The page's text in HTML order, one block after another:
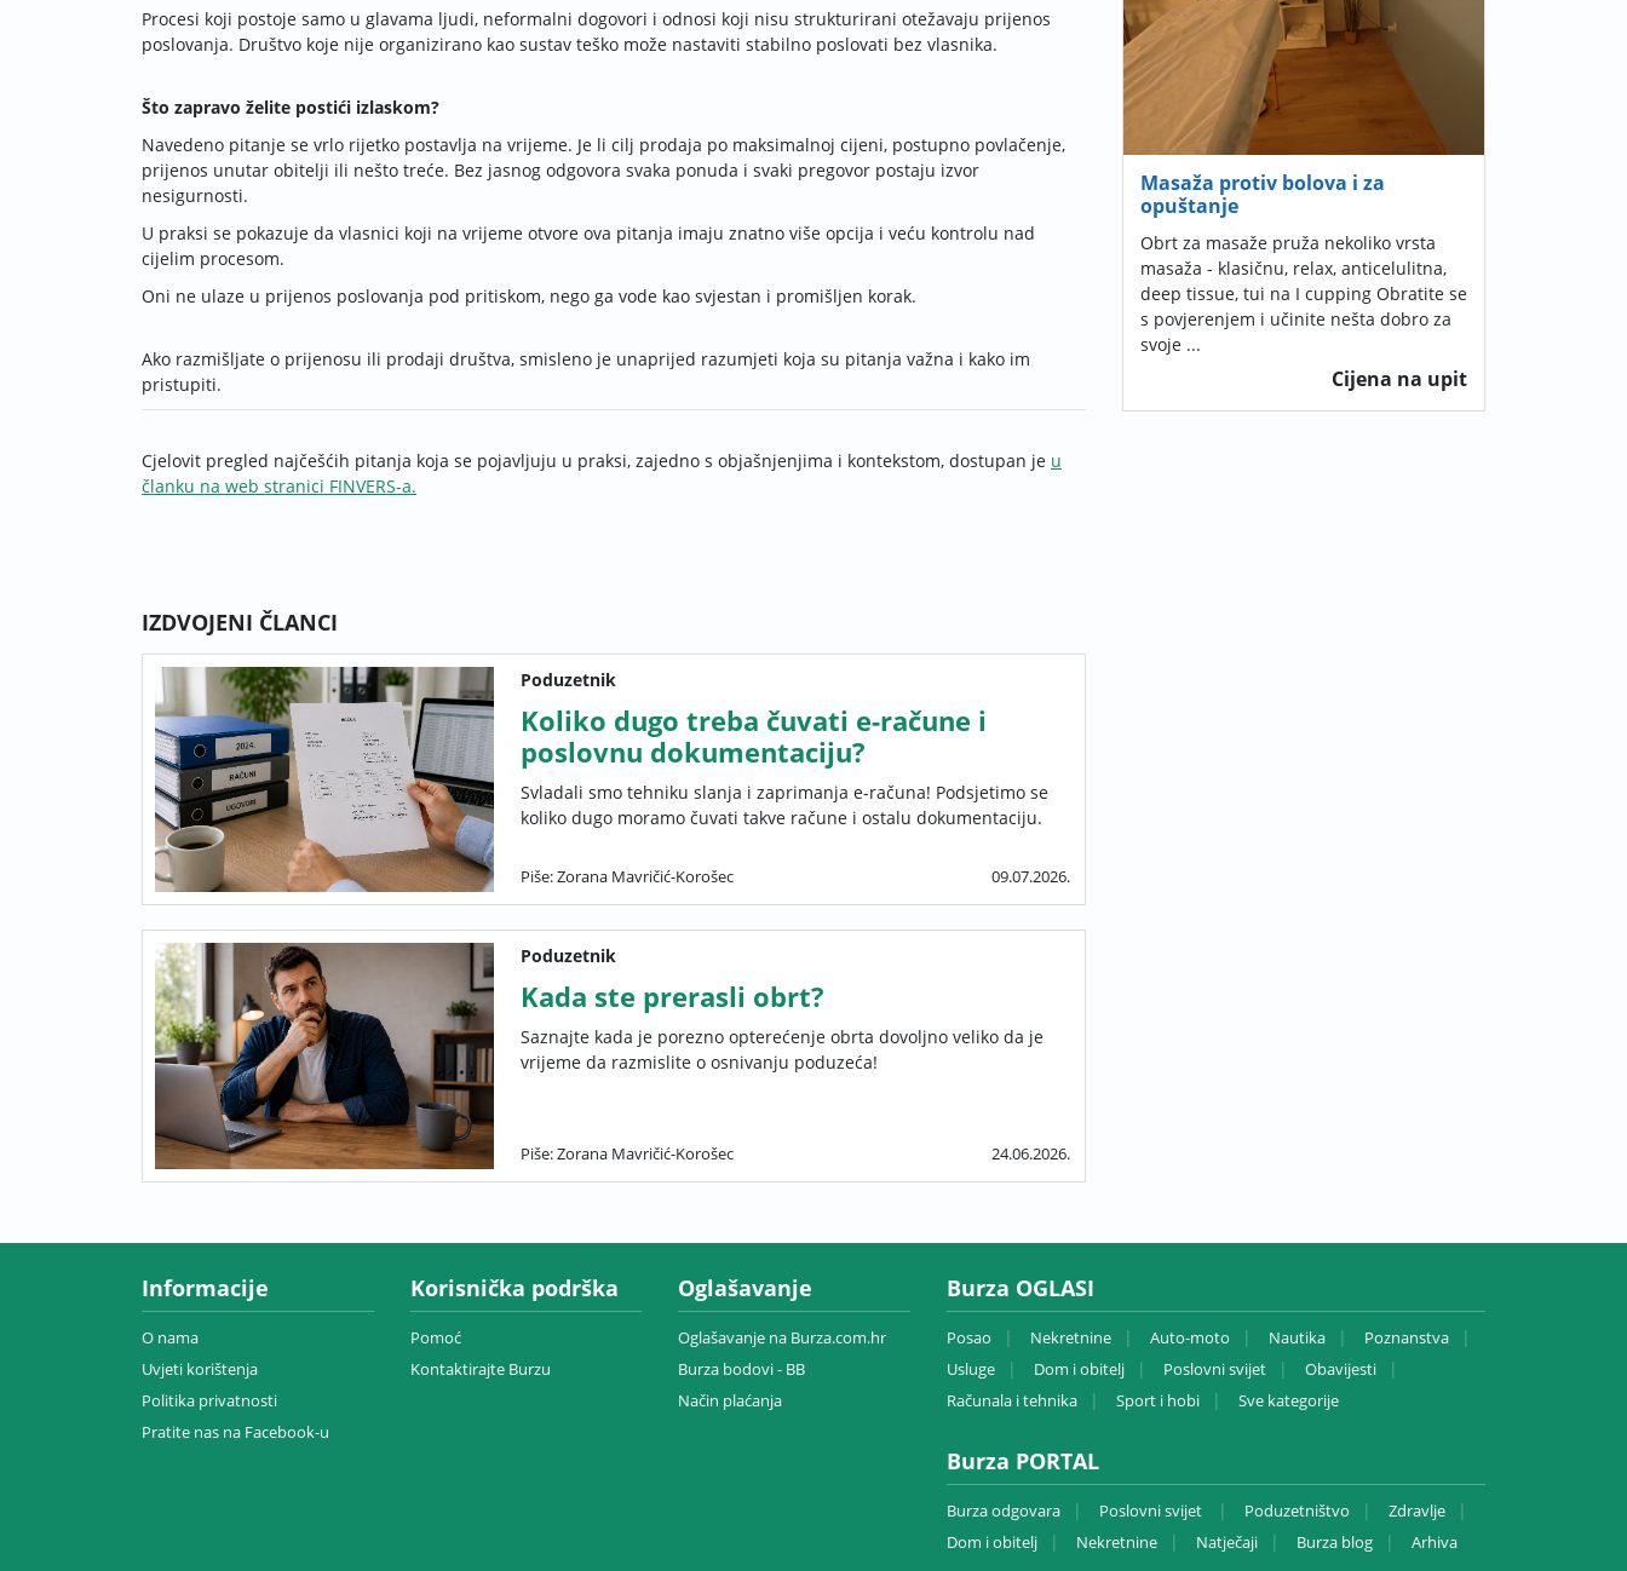
Procesi koji postoje samo u glavama ljudi, neformalni dogovori i odnosi koji nisu strukturirani otežavaju prijenos
poslovanja. Društvo koje nije organizirano kao sustav teško može nastaviti stabilno poslovati bez vlasnika.
Što zapravo želite postići izlaskom?
Navedeno pitanje se vrlo rijetko postavlja na vrijeme. Je li cilj prodaja po maksimalnoj cijeni, postupno povlačenje,
prijenos unutar obitelji ili nešto treće. Bez jasnog odgovora svaka ponuda i svaki pregovor postaju izvor
nesigurnosti.
U praksi se pokazuje da vlasnici koji na vrijeme otvore ova pitanja imaju znatno više opcija i veću kontrolu nad
cijelim procesom.
Oni ne ulaze u prijenos poslovanja pod pritiskom, nego ga vode kao svjestan i promišljen korak.
Ako razmišljate o prijenosu ili prodaji društva, smisleno je unaprijed razumjeti koja su pitanja važna i kako im
pristupiti.
Cjelovit pregled najčešćih pitanja koja se pojavljuju u praksi, zajedno s objašnjenjima i kontekstom, dostupan je u
članku na web stranici FINVERS-a.
IZDVOJENI ČLANCI
Poduzetnik
Koliko dugo treba čuvati e-račune i
poslovnu dokumentaciju?
Svladali smo tehniku slanja i zaprimanja e-računa! Podsjetimo se
koliko dugo moramo čuvati takve račune i ostalu dokumentaciju.
Piše: Zorana Mavričić-Korošec 09.07.2026.
Poduzetnik
Kada ste prerasli obrt?
Saznajte kada je porezno opterećenje obrta dovoljno veliko da je
vrijeme da razmislite o osnivanju poduzeća!
Piše: Zorana Mavričić-Korošec 24.06.2026.
Masaža protiv bolova i za
opuštanje
Obrt za masaže pruža nekoliko vrsta
masaža - klasičnu, relax, anticelulitna,
deep tissue, tui na I cupping Obratite se
s povjerenjem i učinite nešta dobro za
svoje ...
Cijena na upit
Informacije
O nama
Uvjeti korištenja
Politika privatnosti
Pratite nas na Facebook-u
Korisnička podrška
Pomoć
Kontaktirajte Burzu
Oglašavanje
Oglašavanje na Burza.com.hr
Burza bodovi - BB
Način plaćanja
Burza OGLASI
Posao Nekretnine Auto-moto Nautika
Poznanstva
Usluge
Dom i obitelj Poslovni svijet
Obavijesti
Računala i tehnika
Sport i hobi Sve kategorije
Burza PORTAL
Burza odgovara Poslovni svijet Poduzetništvo
Zdravlje
Dom i obitelj
Nekretnine Natječaji Burza blog Arhiva